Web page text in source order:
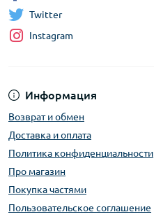
Информация
Возврат и обмен
Доставка и оплата
Политика конфиденциальности
Про магазин
Покупка частями
Пользовательское соглашение
Twitter
Instagram